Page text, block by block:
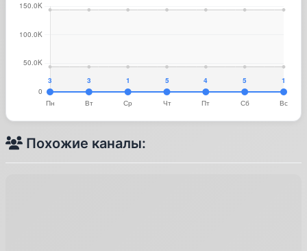
Похожие каналы: